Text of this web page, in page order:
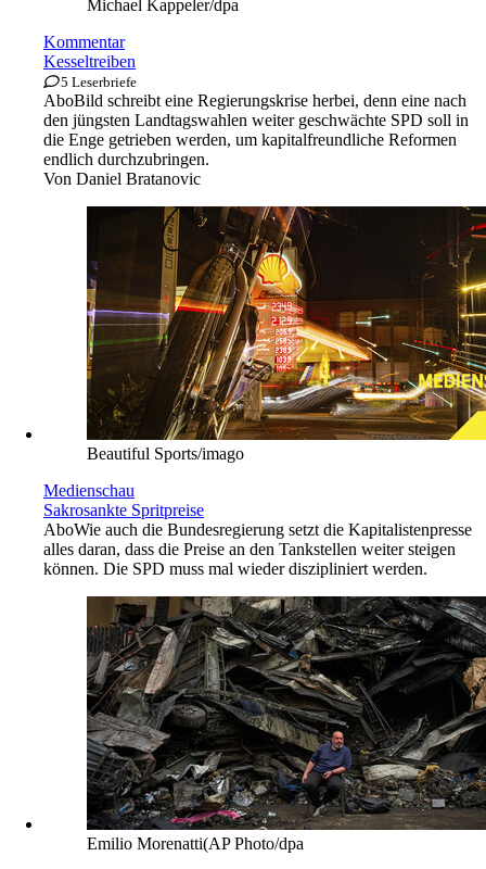
Michael Kappeler/dpa
Kommentar
Kesseltreiben
5 Leserbriefe
AboBild schreibt eine Regierungskrise herbei, denn eine nach
den jüngsten Landtagswahlen weiter geschwächte SPD soll in
die Enge getrieben werden, um kapitalfreundliche Reformen
endlich durchzubringen.
Von Daniel Bratanovic
Beautiful Sports/imago
Medienschau
Sakrosankte Spritpreise
AboWie auch die Bundesregierung setzt die Kapitalistenpresse
alles daran, dass die Preise an den Tankstellen weiter steigen
können. Die SPD muss mal wieder diszipliniert werden.
Emilio Morenatti(AP Photo/dpa